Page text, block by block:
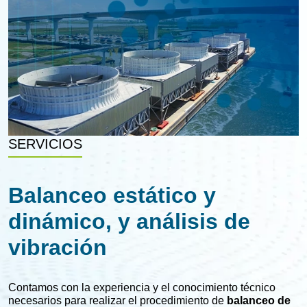
SERVICIOS
Balanceo estático y
dinámico, y análisis de
vibración
Contamos con la experiencia y el conocimiento técnico
necesarios para realizar el procedimiento de balanceo de